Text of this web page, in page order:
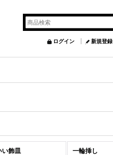
ログイン 新規登録
い飾皿 一輪挿し